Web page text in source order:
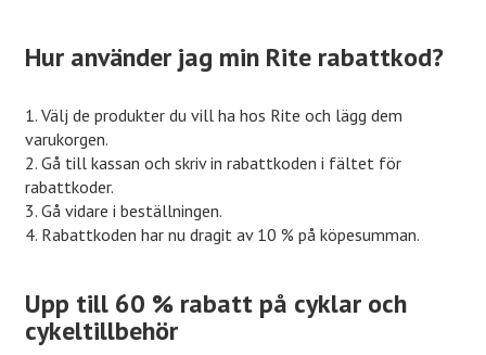
Hur använder jag min Rite rabattkod?
1. Välj de produkter du vill ha hos Rite och lägg dem
varukorgen.
2. Gå till kassan och skriv in rabattkoden i fältet för
rabattkoder.
3. Gå vidare i beställningen.
4. Rabattkoden har nu dragit av 10 % på köpesumman.
Upp till 60 % rabatt på cyklar och
cykeltillbehör